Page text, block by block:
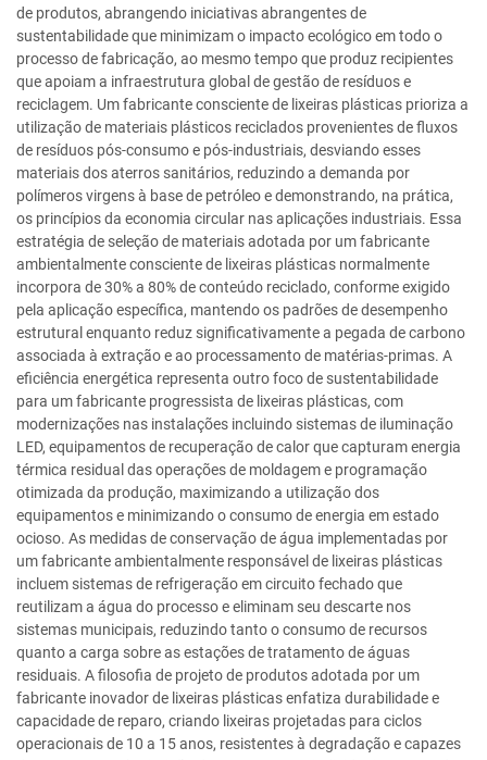
de produtos, abrangendo iniciativas abrangentes de
sustentabilidade que minimizam o impacto ecológico em todo o
processo de fabricação, ao mesmo tempo que produz recipientes
que apoiam a infraestrutura global de gestão de resíduos e
reciclagem. Um fabricante consciente de lixeiras plásticas prioriza a
utilização de materiais plásticos reciclados provenientes de fluxos
de resíduos pós-consumo e pós-industriais, desviando esses
materiais dos aterros sanitários, reduzindo a demanda por
polímeros virgens à base de petróleo e demonstrando, na prática,
os princípios da economia circular nas aplicações industriais. Essa
estratégia de seleção de materiais adotada por um fabricante
ambientalmente consciente de lixeiras plásticas normalmente
incorpora de 30% a 80% de conteúdo reciclado, conforme exigido
pela aplicação específica, mantendo os padrões de desempenho
estrutural enquanto reduz significativamente a pegada de carbono
associada à extração e ao processamento de matérias-primas. A
eficiência energética representa outro foco de sustentabilidade
para um fabricante progressista de lixeiras plásticas, com
modernizações nas instalações incluindo sistemas de iluminação
LED, equipamentos de recuperação de calor que capturam energia
térmica residual das operações de moldagem e programação
otimizada da produção, maximizando a utilização dos
equipamentos e minimizando o consumo de energia em estado
ocioso. As medidas de conservação de água implementadas por
um fabricante ambientalmente responsável de lixeiras plásticas
incluem sistemas de refrigeração em circuito fechado que
reutilizam a água do processo e eliminam seu descarte nos
sistemas municipais, reduzindo tanto o consumo de recursos
quanto a carga sobre as estações de tratamento de águas
residuais. A filosofia de projeto de produtos adotada por um
fabricante inovador de lixeiras plásticas enfatiza durabilidade e
capacidade de reparo, criando lixeiras projetadas para ciclos
operacionais de 10 a 15 anos, resistentes à degradação e capazes